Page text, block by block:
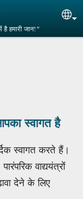
है हमारी जान!"
स्वागत है
स्वागत करते हैं।
वाद्ययंत्रों
देने के लिए